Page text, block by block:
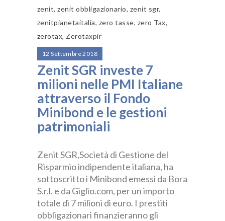
zenit,zenit obbligazionario, zenit sgr,
zenitpianetaitalia, zero tasse, zero Tax,
zerotax, Zerotaxpir
12 Settembre 2018
Zenit SGR investe 7
milioni nelle PMI Italiane
attraverso il Fondo
Minibond e le gestioni
patrimoniali
Zenit SGR,Società di Gestione del
Risparmio indipendente italiana, ha
sottoscritto i Minibond emessi da Bora
S.r.l. e da Giglio.com, per un importo
totale di 7 milioni di euro. I prestiti
obbligazionari finanzieranno gli